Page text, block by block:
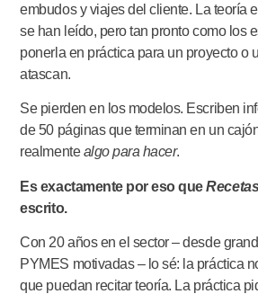
embudos y viajes del cliente. La teoría
se han leído, pero tan pronto como los
ponerla en práctica para un proyecto o
atascan.
Se pierden en los modelos. Escriben
de 50 páginas que terminan en un
realmentealgo para hacer.
Es exactamente por eso que
escrito.
Con 20 años en el sector – desde
PYMES motivadas – lo sé: la práctica
que puedan recitar teoría. La práctica